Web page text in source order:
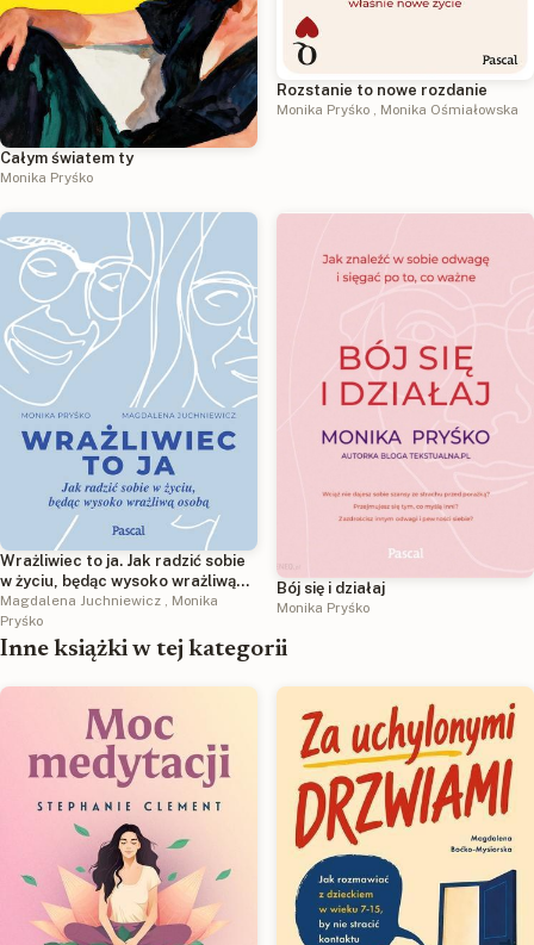
Całym światem ty
Monika Pryśko
Rozstanie to nowe rozdanie
Monika Pryśko Monika Ośmiałowska
Wrażliwiec to ja. Jak radzić sobie
w życiu, będąc wysoko wrażliwą
osobą
Magdalena Juchniewicz
Monika
Pryśko
Bój się i działaj
Monika Pryśko
Inne książki w tej kategorii